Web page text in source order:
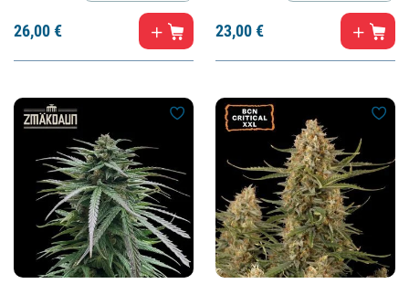
26,00€ 23,00€